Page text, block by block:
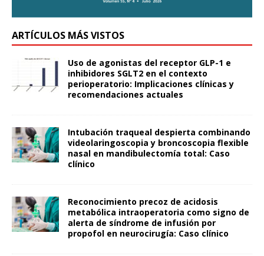
ARTÍCULOS MÁS VISTOS
Uso de agonistas del receptor GLP-1 e
inhibidores SGLT2 en el contexto
perioperatorio: Implicaciones clínicas y
recomendaciones actuales
Intubación traqueal despierta combinando
videolaringoscopia y broncoscopia flexible
nasal en mandibulectomía total: Caso
clínico
Reconocimiento precoz de acidosis
metabólica intraoperatoria como signo de
alerta de síndrome de infusión por
propofol en neurocirugía: Caso clínico